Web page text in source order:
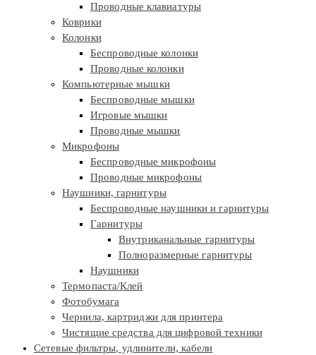
Проводные клавиатуры
Коврики
Колонки
Беспроводные колонки
Проводные колонки
Компьютерные мышки
Беспроводные мышки
Игровые мышки
Проводные мышки
Микрофоны
Беспроводные микрофоны
Проводные микрофоны
Наушники, гарнитуры
Беспроводные наушники и гарнитуры
Гарнитуры
Внутриканальные гарнитуры
Полноразмерные гарнитуры
Наушники
Термопаста/Клей
Фотобумага
Чернила, картриджи для принтера
Чистящие средства для цифровой техники
Сетевые фильтры, удлинители, кабели